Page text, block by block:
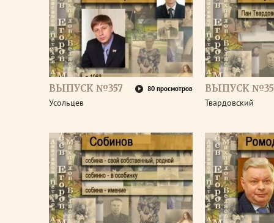
ВЫПУСК №357 80 просмотров
Усольцев
ВЫПУСК
Твардовский